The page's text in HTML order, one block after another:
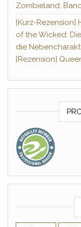
Zombieland,
[Kurz-Rezension]
of the Wicked:
die
[Rezension]